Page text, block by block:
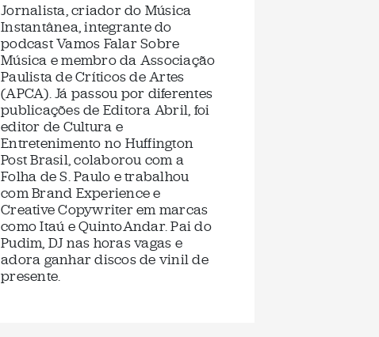
Jornalista, criador do Música
Instantânea, integrante do
podcast Vamos Falar Sobre
Música e membro da Associação
Paulista de Críticos de Artes
(APCA). Já passou por diferentes
publicações de Editora Abril, foi
editor de Cultura e
Entretenimento no Huffington
Post Brasil, colaborou com a
Folha de S. Paulo e trabalhou
com Brand Experience e
Creative Copywriter em marcas
como Itaú e QuintoAndar. Pai do
Pudim, DJ nas horas vagas e
adora ganhar discos de vinil de
presente.